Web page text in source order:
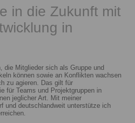
in die Zukunft mit
in
die Mitglieder sich als Gruppe und
können sowie an Konflikten wachsen
zu agieren. Das gilt für
für Teams und Projektgruppen in
jeglicher Art. Mit meiner
und deutschlandweit unterstütze ich